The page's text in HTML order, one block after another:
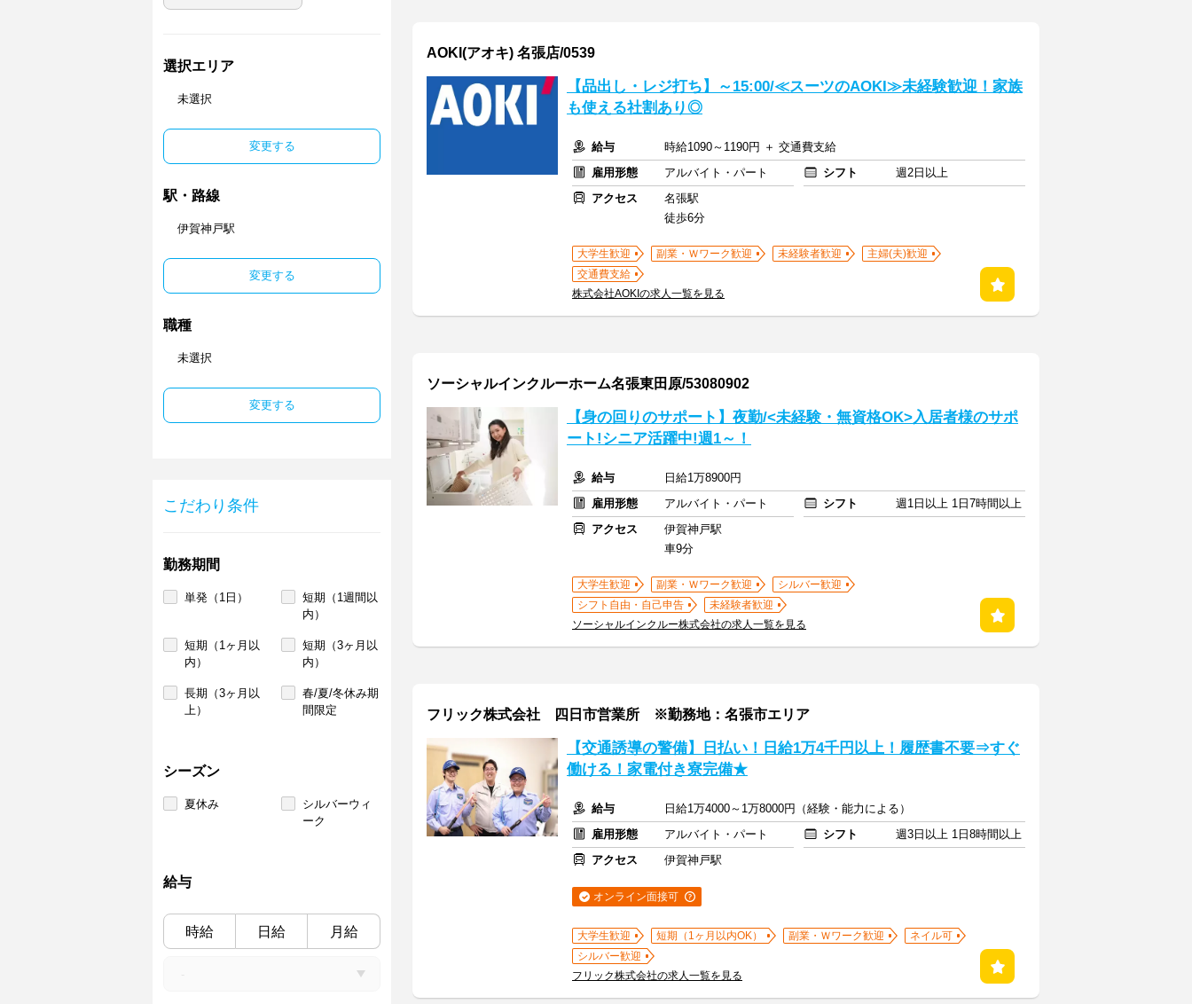
選択エリア
未選択
変更する
駅・路線
伊賀神戸駅
変更する
職種
未選択
変更する
こだわり条件
勤務期間
単発（1日）
短期（1週間以
内）
短期（1ヶ月以
内）
短期（3ヶ月以
内）
長期（3ヶ月以
上）
春/夏/冬休み期
間限定
シーズン
夏休み
シルバーウィ
ーク
給与
時給 日給 月給
AOKI(アオキ) 名張店/0539
【品出し・レジ打ち】～15:00/≪スーツのAOKI≫未経験歓迎！家族
も使える社割あり◎
給与
時給1090～1190円 ＋ 交通費支給
雇用形態
アルバイト・パート シフト
週2日以上
アクセス
名張駅
徒歩6分
大学生歓迎 副業・Ｗワーク歓迎 未経験者歓迎
主婦(夫)歓迎
交通費支給
株式会社AOKIの求人一覧を見る
ソーシャルインクルーホーム名張東田原/53080902
【身の回りのサポート】夜勤/<未経験・無資格OK>入居者様のサポ
ート!シニア活躍中!週1～！
給与
日給1万8900円
雇用形態
アルバイト・パート シフト
週1日以上 1日7時間以上
アクセス
伊賀神戸駅
車9分
大学生歓迎 副業・Ｗワーク歓迎
シルバー歓迎
シフト自由・自己申告
未経験者歓迎
ソーシャルインクルー株式会社の求人一覧を見る
フリック株式会社 四日市営業所 ※勤務地：名張市エリア
【交通誘導の警備】日払い！日給1万4千円以上！履歴書不要⇒すぐ
働ける！家電付き寮完備★
給与
日給1万4000～1万8000円（経験・能力による）
雇用形態
アルバイト・パート シフト
週3日以上 1日8時間以上
アクセス
伊賀神戸駅
オンライン面接可
大学生歓迎 短期（1ヶ月以内OK） 副業・Ｗワーク歓迎
ネイル可
シルバー歓迎
フリック株式会社の求人一覧を見る